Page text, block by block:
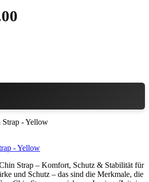
- Yellow
Strap – Komfort, Schutz & Stabilität für
und Schutz – das sind die Merkmale, die